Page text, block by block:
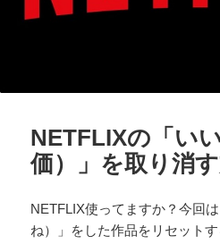
NETFLIXの「い
価）」を取り消
NETFLIX使ってますか？今回
ね）」をした作品をリセット